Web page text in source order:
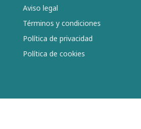
Aviso legal
Términos y condiciones
Política de privacidad
Política de cookies